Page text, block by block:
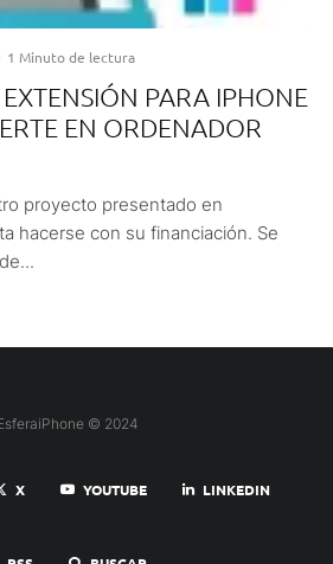
1 Minuto de lectura
PARA IPHONE
EN ORDENADOR
proyecto presentado en
hacerse con su financiación. Se
© 2024
X YOUTUBE LINKEDIN